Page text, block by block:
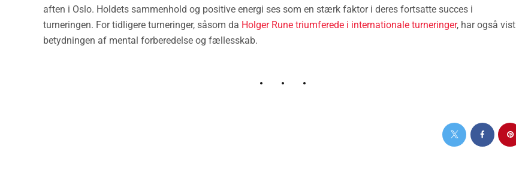
aften i Oslo. Holdets sammenhold og positive energi ses som en stærk faktor i deres fortsatte succes i
turneringen. For tidligere turneringer, såsom da Holger Rune triumferede i internationale turneringer, har også vist
betydningen af mental forberedelse og fællesskab.